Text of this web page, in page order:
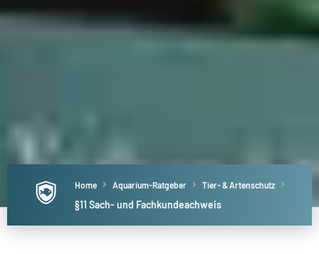
Home Aquarium-Ratgeber Tier- & Artenschutz
§11 Sach- und Fachkundeachweis